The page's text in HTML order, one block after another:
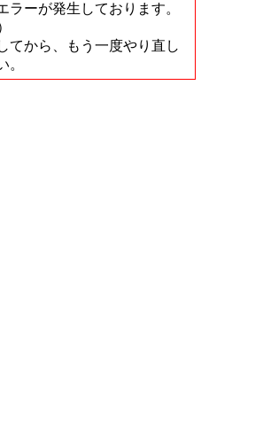
ラーが発生しております。
てから、もう一度やり直し
。